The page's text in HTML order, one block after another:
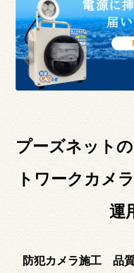
プーズネットの
トワークカメ
運
防犯カメラ施工 品